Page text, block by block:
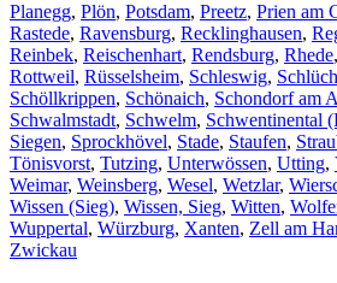
Planegg, Plön, Potsdam, Preetz, Prien am
Rastede, Ravensburg, Recklinghausen,
Reinbek, Reischenhart, Rendsburg, Rhede,
Rottweil, Rüsselsheim, Schleswig,
Schöllkrippen, Schönaich, Schondorf am
Schwalmstadt, Schwelm, Schwentinental
Siegen, Sprockhövel, Stade, Staufen,
Tönisvorst, Tutzing, Unterwössen, Utting,
Weimar, Weinsberg, Wesel, Wetzlar,
Wissen (Sieg), Wissen, Sieg, Witten,
Wuppertal, Würzburg, Xanten, Zell am
Zwickau